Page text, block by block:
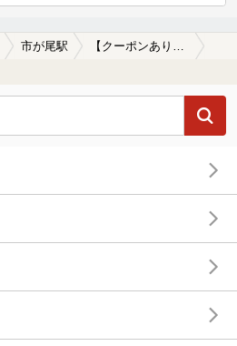
市が尾駅